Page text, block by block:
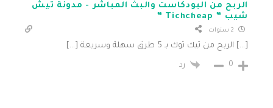
الربح من البودكاست والبث المباشر - مدونة تيش
شيب ” Tichcheap ”
[…] الربح من تيك توك بـ 5 طرق سهلة وسريعة […]
0 رد